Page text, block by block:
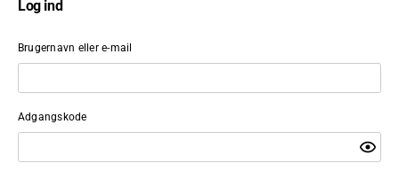
Log ind
Brugernavn eller e-mail
Adgangskode